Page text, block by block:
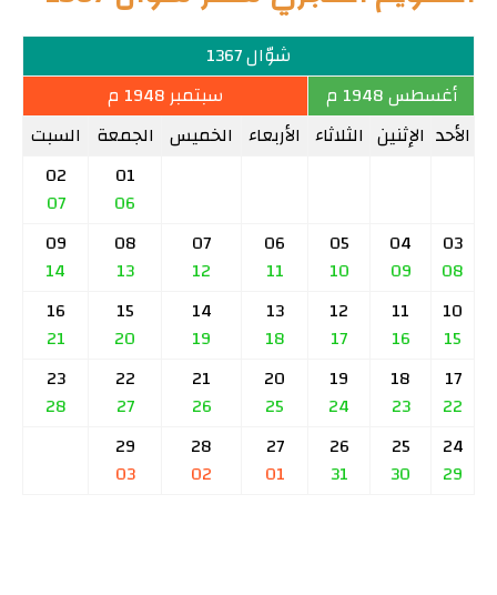
شوّال 1367
أغسطس 1948 م
سبتمبر 1948 م
الأحد الإثنين الثلاثاء الأربعاء الخميس الجمعة السبت
01
06
02
07
03
08
04
09
05
10
06
11
07
12
08
13
09
14
10
15
11
16
12
17
13
18
14
19
15
20
16
21
17
22
18
23
19
24
20
25
21
26
22
27
23
28
24
29
25
30
26
31
27
01
28
02
29
03